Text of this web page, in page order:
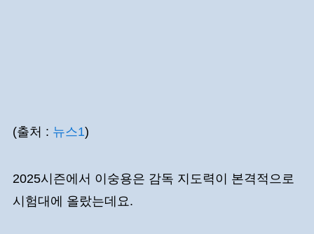
(출처 : 뉴스1)
2025시즌에서 이숭용은 감독 지도력이 본격적으로
시험대에 올랐는데요.